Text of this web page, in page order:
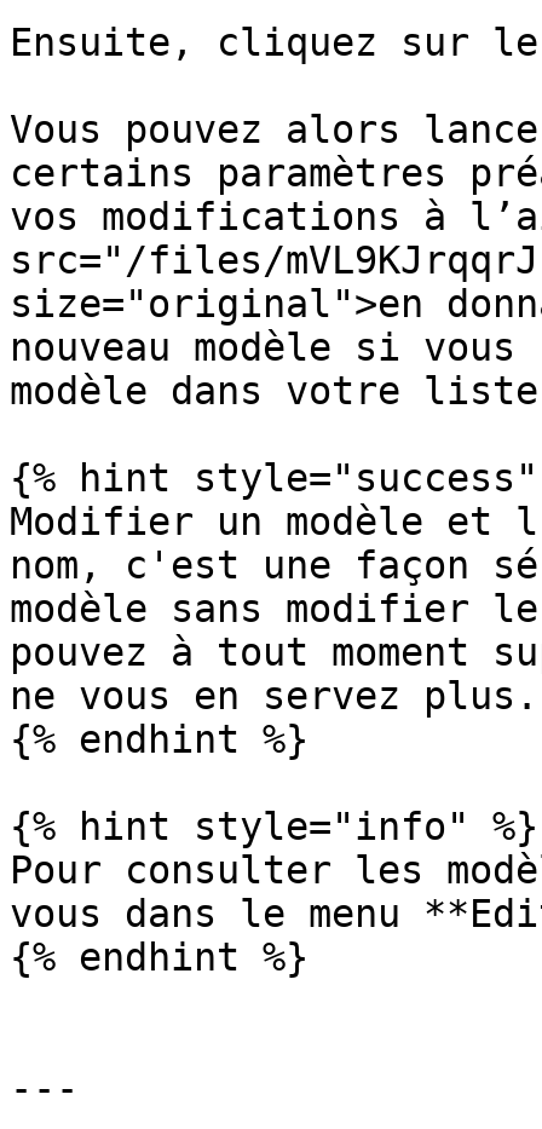
Ensuite, cliquez sur
Vous pouvez alors
certains paramètres
vos modifications à
src="/files/
size="original">en
nouveau modèle si
modèle dans votre
{% hint style="success"
Modifier un modèle et
nom, c'est une façon
modèle sans modifier
pouvez à tout moment
ne vous en servez plus.
{% endhint %}
{% hint style="info" %}
Pour consulter les
vous dans le menu
{% endhint %}
---